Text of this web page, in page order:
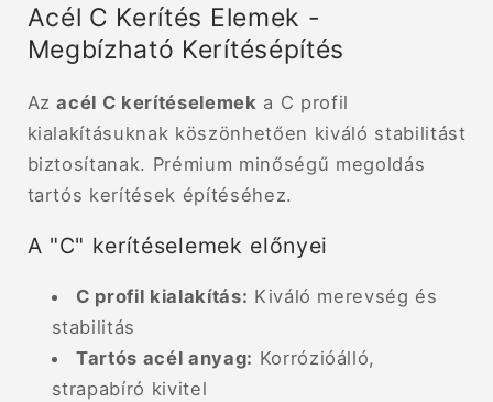
Acél C Kerítés Elemek -
Megbízható Kerítésépítés
Azacél C kerítéselemek a C profil
kialakításuknak köszönhetően kiváló stabilitást
biztosítanak. Prémium minőségű megoldás
tartós kerítések építéséhez.
A "C" kerítéselemek előnyei
C profil kialakítás: Kiváló merevség és
stabilitás
Tartós acél anyag: Korrózióálló,
strapabíró kivitel